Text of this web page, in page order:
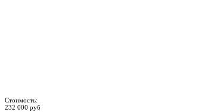
Стоимость:
232 000 руб